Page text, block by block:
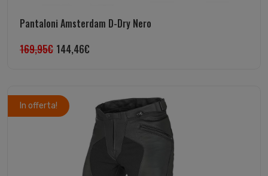
Pantaloni Amsterdam D-Dry Nero
169,95€ 144,46€
In offerta!